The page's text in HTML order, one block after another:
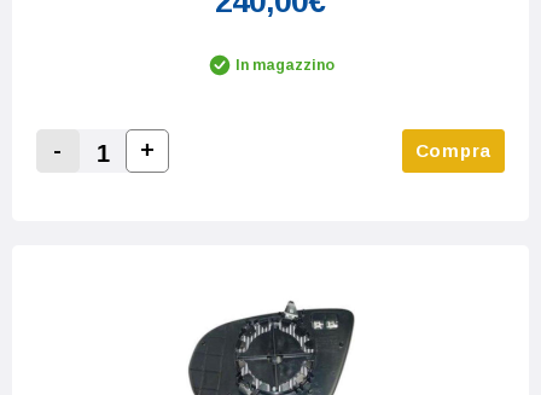
In magazzino
Decrease Quantity:
-
Increase Quantity:
+ Compra